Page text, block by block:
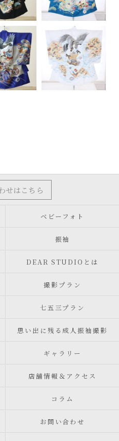
せはこちら
ベビーフォト
振袖
DEAR STUDIOとは
撮影プラン
七五三プラン
思い出に残る成人振袖撮影
ギャラリー
店舗情報＆アクセス
コラム
お問い合わせ